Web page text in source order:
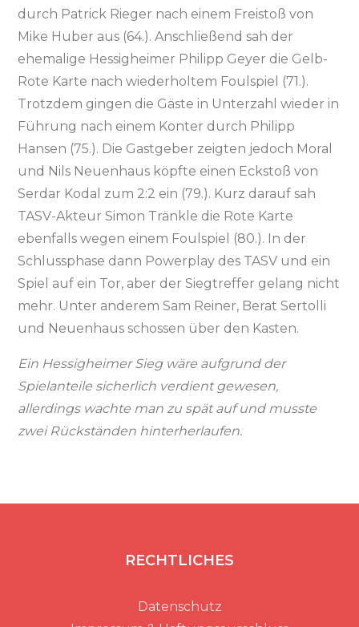
durch Patrick Rieger nach einem Freistoß von
Mike Huber aus (64.). Anschließend sah der
ehemalige Hessigheimer Philipp Geyer die Gelb-
Rote Karte nach wiederholtem Foulspiel (71.).
Trotzdem gingen die Gäste in Unterzahl wieder in
Führung nach einem Konter durch Philipp
Hansen (75.). Die Gastgeber zeigten jedoch Moral
und Nils Neuenhaus köpfte einen Eckstoß von
Serdar Kodal zum 2:2 ein (79.). Kurz darauf sah
TASV-Akteur Simon Tränkle die Rote Karte
ebenfalls wegen einem Foulspiel (80.). In der
Schlussphase dann Powerplay des TASV und ein
Spiel auf ein Tor, aber der Siegtreffer gelang nicht
mehr. Unter anderem Sam Reiner, Berat Sertolli
und Neuenhaus schossen über den Kasten.
Ein Hessigheimer Sieg wäre aufgrund der
Spielanteile sicherlich verdient gewesen,
allerdings wachte man zu spät auf und musste
zwei Rückständen hinterherlaufen.
RECHTLICHES
Datenschutz